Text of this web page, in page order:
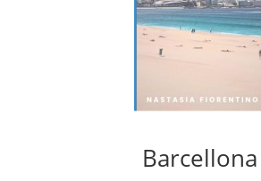
Barcellona